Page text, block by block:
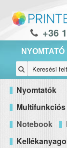
+36
NYOMTATÓ
Nyomtatók
Notebook